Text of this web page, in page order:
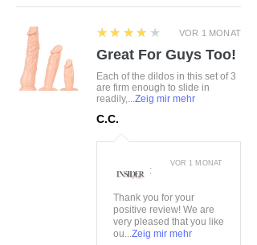
VOR 1 MONAT
4
★★★★★
Great For Guys Too!
Each of the dildos in this set of 3
are firm enough to slide in
readily,...Zeig mir mehr
C.C.
:
Thank you for your
positive review! We are
very pleased that you like
ou...Zeig mir mehr
VOR 1 MONAT